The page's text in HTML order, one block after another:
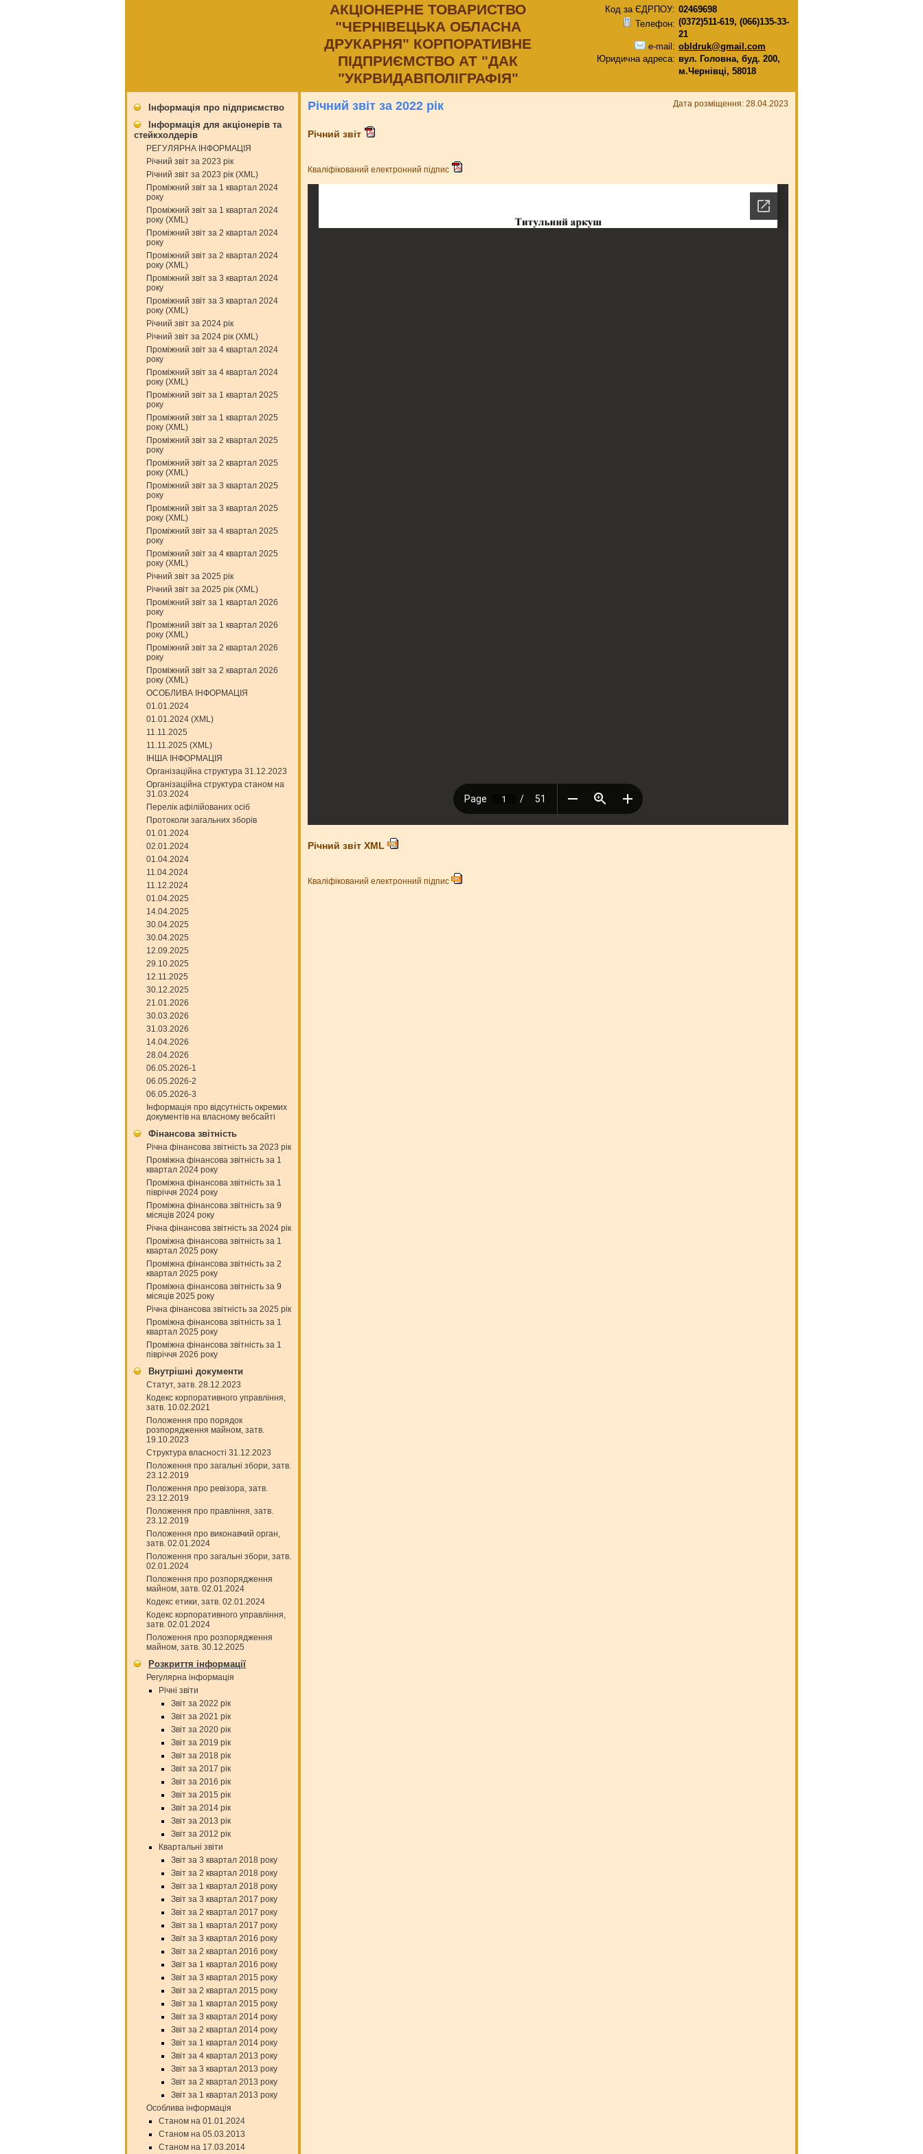
АКЦIОНЕРНЕ ТОВАРИСТВО
"ЧЕРНIВЕЦЬКА ОБЛАСНА
ДРУКАРНЯ" КОРПОРАТИВНЕ
ПIДПРИЄМСТВО АТ "ДАК
"УКРВИДАВПОЛIГРАФIЯ"
Код за ЄДРПОУ: 02469698
Телефон: (0372)511-619, (066)135-33-
21
e-mail: obldruk@gmail.com
Юридична адреса: вул. Головна, буд. 200,
м.Чернівці, 58018
Інформація про підприємство
Інформація для акціонерів та
стейкхолдерів
РЕГУЛЯРНА ІНФОРМАЦІЯ
Річний звіт за 2023 рік
Річний звіт за 2023 рік (XML)
Проміжний звіт за 1 квартал 2024
року
Проміжний звіт за 1 квартал 2024
року (XML)
Проміжний звіт за 2 квартал 2024
року
Проміжний звіт за 2 квартал 2024
року (XML)
Проміжний звіт за 3 квартал 2024
року
Проміжний звіт за 3 квартал 2024
року (XML)
Річний звіт за 2024 рік
Річний звіт за 2024 рік (XML)
Проміжний звіт за 4 квартал 2024
року
Проміжний звіт за 4 квартал 2024
року (XML)
Проміжний звіт за 1 квартал 2025
року
Проміжний звіт за 1 квартал 2025
року (XML)
Проміжний звіт за 2 квартал 2025
року
Проміжний звіт за 2 квартал 2025
року (XML)
Проміжний звіт за 3 квартал 2025
року
Проміжний звіт за 3 квартал 2025
року (XML)
Проміжний звіт за 4 квартал 2025
року
Проміжний звіт за 4 квартал 2025
року (XML)
Річний звіт за 2025 рік
Річний звіт за 2025 рік (XML)
Проміжний звіт за 1 квартал 2026
року
Проміжний звіт за 1 квартал 2026
року (XML)
Проміжний звіт за 2 квартал 2026
року
Проміжний звіт за 2 квартал 2026
року (XML)
ОСОБЛИВА ІНФОРМАЦІЯ
01.01.2024
01.01.2024 (XML)
11.11.2025
11.11.2025 (XML)
ІНША ІНФОРМАЦІЯ
Організаційна структура 31.12.2023
Організаційна структура станом на
31.03.2024
Перелік афілійованих осіб
Протоколи загальних зборів
01.01.2024
02.01.2024
01.04.2024
11.04.2024
11.12.2024
01.04.2025
14.04.2025
30.04.2025
30.04.2025
12.09.2025
29.10.2025
12.11.2025
30.12.2025
21.01.2026
30.03.2026
31.03.2026
14.04.2026
28.04.2026
06.05.2026-1
06.05.2026-2
06.05.2026-3
Інформація про відсутність окремих
документів на власному вебсайті
Фінансова звітність
Річна фінансова звітність за 2023 рік
Проміжна фінансова звітність за 1
квартал 2024 року
Проміжна фінансова звітність за 1
півріччя 2024 року
Проміжна фінансова звітність за 9
місяців 2024 року
Річна фінансова звітність за 2024 рік
Проміжна фінансова звітність за 1
квартал 2025 року
Проміжна фінансова звітність за 2
квартал 2025 року
Проміжна фінансова звітність за 9
місяців 2025 року
Річна фінансова звітність за 2025 рік
Проміжна фінансова звітність за 1
квартал 2025 року
Проміжна фінансова звітність за 1
півріччя 2026 року
Внутрішні документи
Статут, затв. 28.12.2023
Кодекс корпоративного управління,
затв. 10.02.2021
Положення про порядок
розпорядження майном, затв.
19.10.2023
Структура власності 31.12.2023
Положення про загальні збори, затв.
23.12.2019
Положення про ревізора, затв.
23.12.2019
Положення про правління, затв.
23.12.2019
Положення про виконавчий орган,
затв. 02.01.2024
Положення про загальні збори, затв.
02.01.2024
Положення про розпорядження
майном, затв. 02.01.2024
Кодекс етики, затв. 02.01.2024
Кодекс корпоративного управління,
затв. 02.01.2024
Положення про розпорядження
майном, затв. 30.12.2025
Розкриття інформації
Регулярна інформація
Річні звіти
Звіт за 2022 рік
Звіт за 2021 рік
Звіт за 2020 рік
Звіт за 2019 рік
Звіт за 2018 рік
Звіт за 2017 рік
Звіт за 2016 рік
Звіт за 2015 рік
Звіт за 2014 рік
Звіт за 2013 рік
Звіт за 2012 рік
Квартальні звіти
Звіт за 3 квартал 2018 року
Звіт за 2 квартал 2018 року
Звіт за 1 квартал 2018 року
Звіт за 3 квартал 2017 року
Звіт за 2 квартал 2017 року
Звіт за 1 квартал 2017 року
Звіт за 3 квартал 2016 року
Звіт за 2 квартал 2016 року
Звіт за 1 квартал 2016 року
Звіт за 3 квартал 2015 року
Звіт за 2 квартал 2015 року
Звіт за 1 квартал 2015 року
Звіт за 3 квартал 2014 року
Звіт за 2 квартал 2014 року
Звіт за 1 квартал 2014 року
Звіт за 4 квартал 2013 року
Звіт за 3 квартал 2013 року
Звіт за 2 квартал 2013 року
Звіт за 1 квартал 2013 року
Особлива інформація
Станом на 01.01.2024
Станом на 05.03.2013
Станом на 17.03.2014
Дата розміщення: 28.04.2023
Річний звіт за 2022 рік
Річний звіт
Кваліфікований електронний підпис
Річний звіт XML
Кваліфікований електронний підпис